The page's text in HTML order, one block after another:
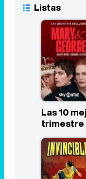
Listas
Las 10
trimestre